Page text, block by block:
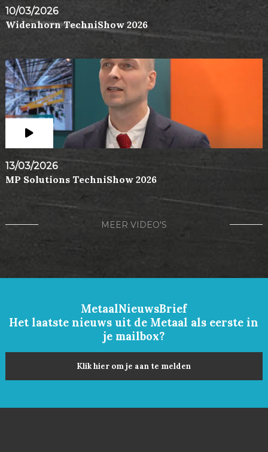
10/03/2026
Widenhorn TechniShow 2026
13/03/2026
MP Solutions TechniShow 2026
MEER VIDEO'S
MetaalNieuwsBrief
Het laatste nieuws uit de Metaal als eerste in
je mailbox?
Klik hier om je aan te melden